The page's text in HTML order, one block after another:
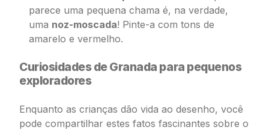
parece uma pequena chama é, na verdade,
uma noz-moscada! Pinte-a com tons de
amarelo e vermelho.
Curiosidades de Granada para pequenos
exploradores
Enquanto as crianças dão vida ao desenho, você
pode compartilhar estes fatos fascinantes sobre o